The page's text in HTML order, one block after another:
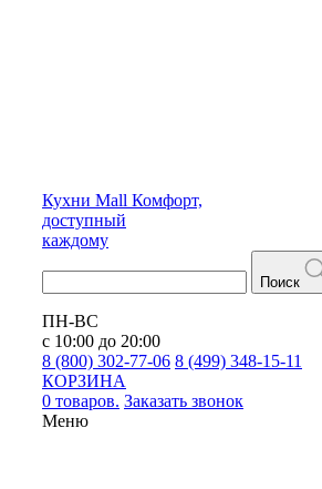
Кухни Mall Комфорт,
доступный
каждому
Поиск
ПН-ВС
с 10:00 до 20:00
8 (800) 302-77-06 8 (499) 348-15-11
КОРЗИНА
0 товаров. Заказать звонок
Меню